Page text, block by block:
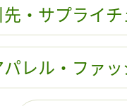
・サプライチ
パレル・ファ